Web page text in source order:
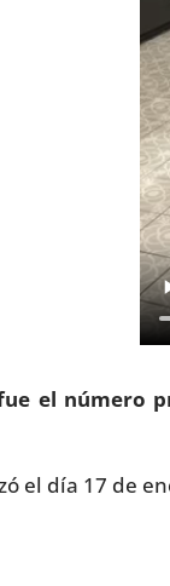
el número
el día 17 de